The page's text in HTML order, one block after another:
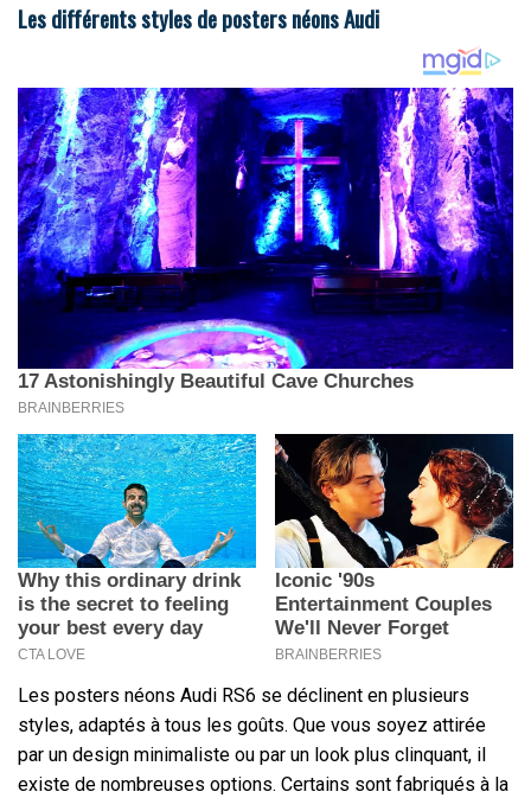
Les différents styles de posters néons Audi
Les posters néons Audi RS6 se déclinent en plusieurs
styles, adaptés à tous les goûts. Que vous soyez attirée
par un design minimaliste ou par un look plus clinquant, il
existe de nombreuses options. Certains sont fabriqués à la